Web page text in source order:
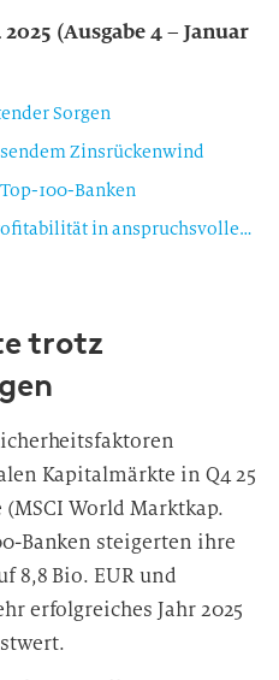
(Ausgabe 4 – Januar
Sorgen
Zinsrückenwind
100-Banken
Top-100-Banken mit hoher Profitabilität in anspruchsvollem Markt
trotz
Kapitalmärkte in Q4 25
World Marktkap.
Banken steigerten ihre
8,8 Bio. EUR und
erfolgreiches Jahr 2025